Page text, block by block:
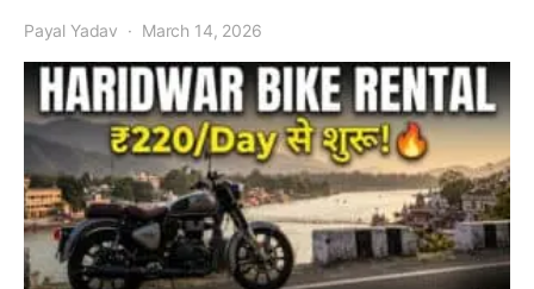
Payal Yadav March 14, 2026